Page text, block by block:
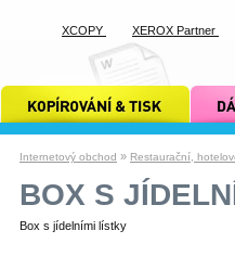
Internetový obchod » Restaurační,
BOX S
Box s jídelními lístky
kopírování a tisk xcopy dárkové
XCOPY XEROX Partner